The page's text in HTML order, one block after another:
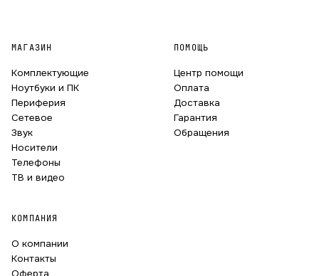
МАГАЗИН
Комплектующие
Ноутбуки и ПК
Периферия
Сетевое
Звук
Носители
Телефоны
ТВ и видео
ПОМОЩЬ
Центр помощи
Оплата
Доставка
Гарантия
Обращения
КОМПАНИЯ
О компании
Контакты
Оферта